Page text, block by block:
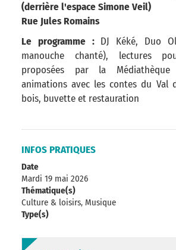
(derrière l'espace Simone Veil)
Rue Jules Romains
Le programme :DJ Kéké, Duo
manouche chanté), lectures
proposées par la Médiathèque
animations avec les contes du Val
bois, buvette et restauration
INFOS PRATIQUES
Date
Mardi 19 mai 2026
Thématique(s)
Culture & loisirs, Musique
Type(s)